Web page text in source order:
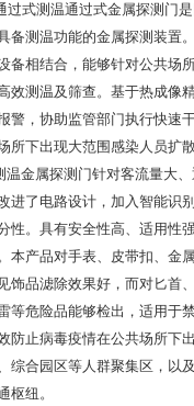
过式测温通过式金属探测门
备测温功能的金属探测装置
备相结合，能够针对公共场
效测温及筛查。基于热成像
警，协助监管部门执行快速
所下出现大范围感染人员扩散
属探测门针对客流量大、
进了电路设计，加入智能识
性。具有安全性高、适用性
本产品对手表、皮带扣、金
饰品滤除效果好，而对匕首
等危险品能够检出，适用于
防止病毒疫情在公共场所下
综合园区等人群聚集区，以
枢纽。